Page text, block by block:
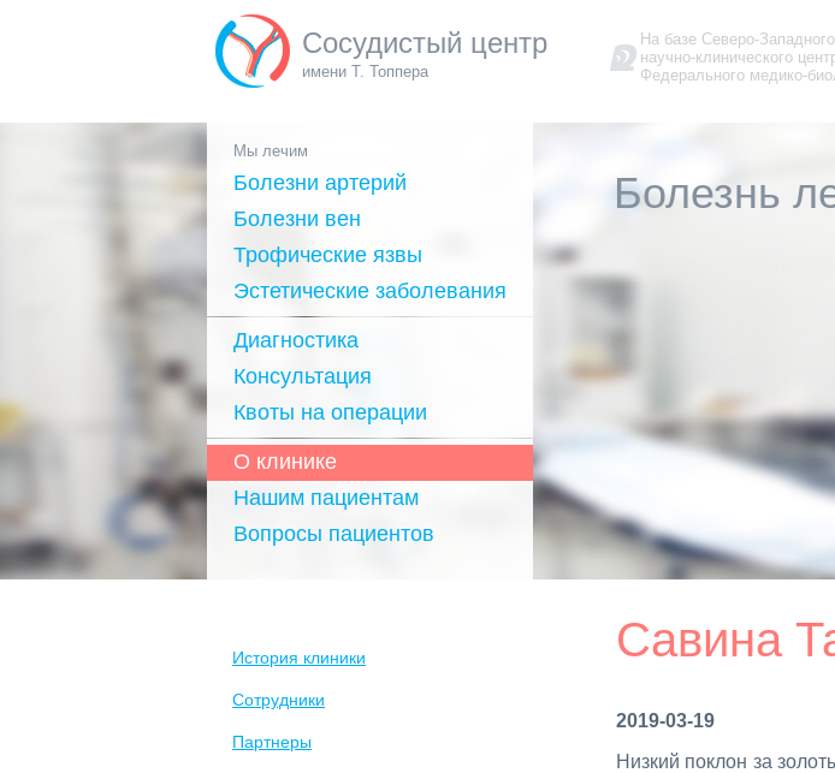
Сосудистый центр
имени Т. Топпера
На базе Северо-
научно-клинического
Федерального медико-
Болезнь
Мы лечим
Болезни артерий
Болезни вен
Трофические язвы
Эстетические заболевания
Диагностика
Консультация
Квоты на операции
О клинике
Нашим пациентам
Вопросы пациентов
История клиники
Сотрудники
Партнеры
Савина
2019-03-19
Низ­кий по­клон за